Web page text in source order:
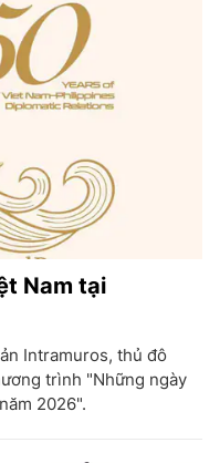
Nam tại
Intramuros, thủ đô
trình "Những ngày
2026".